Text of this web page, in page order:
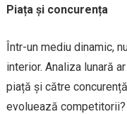
Piața și concurența
Într-un mediu dinamic,
interior. Analiza lunară
piață și către
evoluează